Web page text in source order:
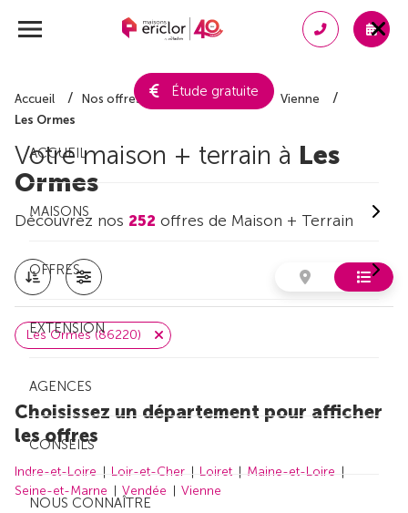
Étude gratuite
ACCUEIL
MAISONS
OFFRES
EXTENSION
AGENCES
CONSEILS
NOUS CONNAÎTRE
Accueil Nos offres de maison + terrain
Vienne
Les Ormes
Votre maison + terrain à Les
Ormes
Découvrez nos 252 offres de Maison + Terrain
Les Ormes (86220)
Choisissez un département pour afficher
les offres
Indre-et-Loire Loir-et-Cher Loiret
Maine-et-Loire
Seine-et-Marne
Vendée Vienne